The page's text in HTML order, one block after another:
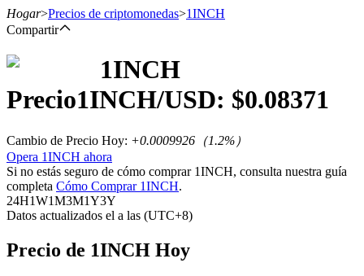
Futuros del USDT
Hogar>Precios de criptomonedas>1INCH
Compartir
1INCH
Precio1INCH/USD: $0.08371
Cambio de Precio Hoy: +0.0009926 （1.2%）
Opera 1INCH ahora
Si no estás seguro de cómo comprar 1INCH, consulta nuestra guía
completa Cómo Comprar 1INCH.
24H1W1M3M1Y3Y
Datos actualizados el a las (UTC+8)
Precio de 1INCH Hoy